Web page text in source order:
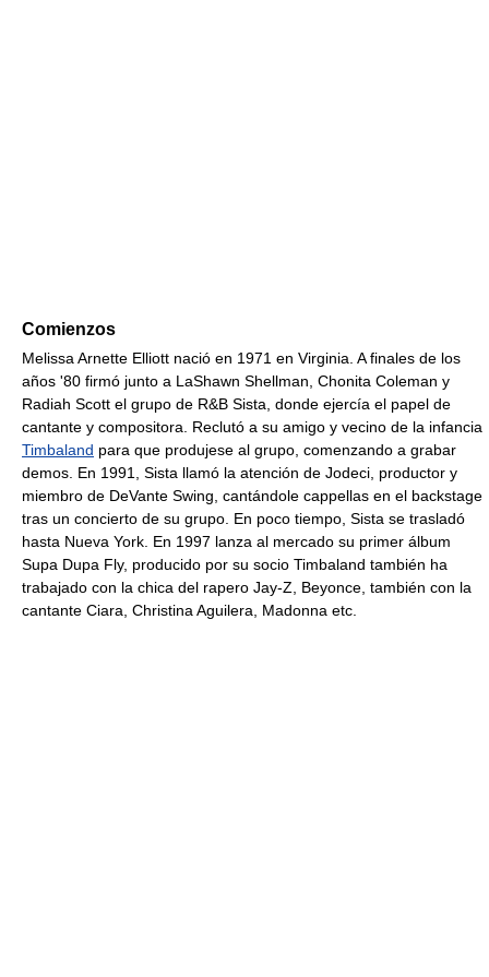
Comienzos
Melissa Arnette Elliott nació en 1971 en Virginia. A finales de los
años '80 firmó junto a LaShawn Shellman, Chonita Coleman y
Radiah Scott el grupo de R&B Sista, donde ejercía el papel de
cantante y compositora. Reclutó a su amigo y vecino de la infancia
Timbaland para que produjese al grupo, comenzando a grabar
demos. En 1991, Sista llamó la atención de Jodeci, productor y
miembro de DeVante Swing, cantándole cappellas en el backstage
tras un concierto de su grupo. En poco tiempo, Sista se trasladó
hasta Nueva York. En 1997 lanza al mercado su primer álbum
Supa Dupa Fly, producido por su socio Timbaland también ha
trabajado con la chica del rapero Jay-Z, Beyonce, también con la
cantante Ciara, Christina Aguilera, Madonna etc.